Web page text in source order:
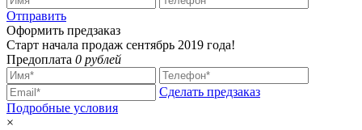
Отправить
Оформить предзаказ
Старт начала продаж сентябрь 2019 года!
Предоплата 0 рублей
Сделать предзаказ
Подробные условия
×